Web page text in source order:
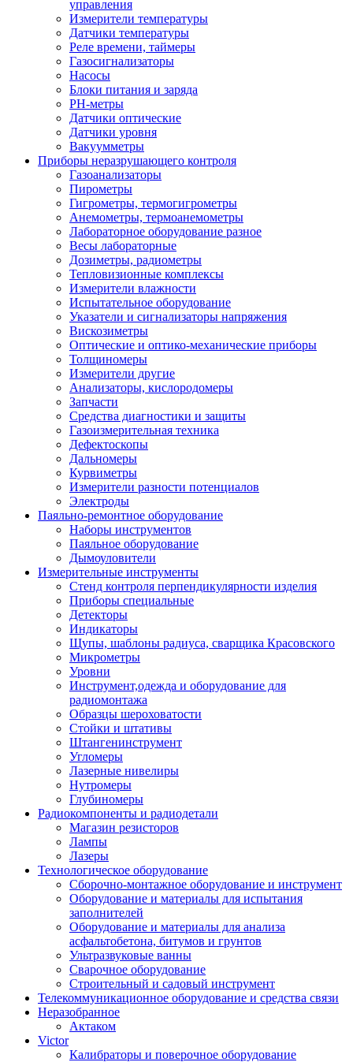
управления
Измерители температуры
Датчики температуры
Реле времени, таймеры
Газосигнализаторы
Насосы
Блоки питания и заряда
PH-метры
Датчики оптические
Датчики уровня
Вакуумметры
Приборы неразрушающего контроля
Газоанализаторы
Пирометры
Гигрометры, термогигрометры
Анемометры, термоанемометры
Лабораторное оборудование разное
Весы лабораторные
Дозиметры, радиометры
Тепловизионные комплексы
Измерители влажности
Испытательное оборудование
Указатели и сигнализаторы напряжения
Вискозиметры
Оптические и оптико-механические приборы
Толщиномеры
Измерители другие
Анализаторы, кислородомеры
Запчасти
Средства диагностики и защиты
Газоизмерительная техника
Дефектоскопы
Дальномеры
Курвиметры
Измерители разности потенциалов
Электроды
Паяльно-ремонтное оборудование
Наборы инструментов
Паяльное оборудование
Дымоуловители
Измерительные инструменты
Стенд контроля перпендикулярности изделия
Приборы специальные
Детекторы
Индикаторы
Щупы, шаблоны радиуса, сварщика Красовского
Микрометры
Уровни
Инструмент,одежда и оборудование для
радиомонтажа
Образцы шероховатости
Стойки и штативы
Штангенинструмент
Угломеры
Лазерные нивелиры
Нутромеры
Глубиномеры
Радиокомпоненты и радиодетали
Магазин резисторов
Лампы
Лазеры
Технологическое оборудование
Сборочно-монтажное оборудование и инструмент
Оборудование и материалы для испытания
заполнителей
Оборудование и материалы для анализа
асфальтобетона, битумов и грунтов
Ультразвуковые ванны
Сварочное оборудование
Строительный и садовый инструмент
Телекоммуникационное оборудование и средства связи
Неразобранное
Актаком
Victor
Калибраторы и поверочное оборудование